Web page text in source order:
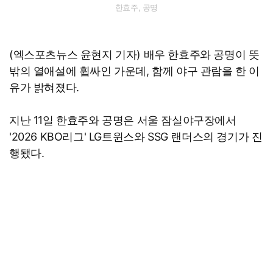
한효주, 공명
(엑스포츠뉴스 윤현지 기자) 배우 한효주와 공명이 뜻
밖의 열애설에 휩싸인 가운데, 함께 야구 관람을 한 이
유가 밝혀졌다.
지난 11일 한효주와 공명은 서울 잠실야구장에서
'2026 KBO리그' LG트윈스와 SSG 랜더스의 경기가 진
행됐다.